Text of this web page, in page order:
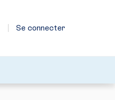
Se connecter